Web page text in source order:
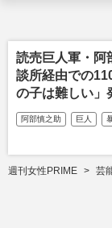
読売巨人軍・阿
談所経由での
の子は難しい」
阿部慎之助 巨人
週刊女性PRIME 芸